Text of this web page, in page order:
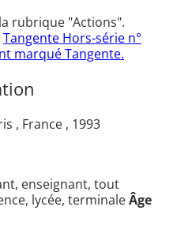
rubrique "Actions".
Tangente Hors-série n°
marqué Tangente.
, France , 1993
enseignant, tout
lycée, terminaleÂge